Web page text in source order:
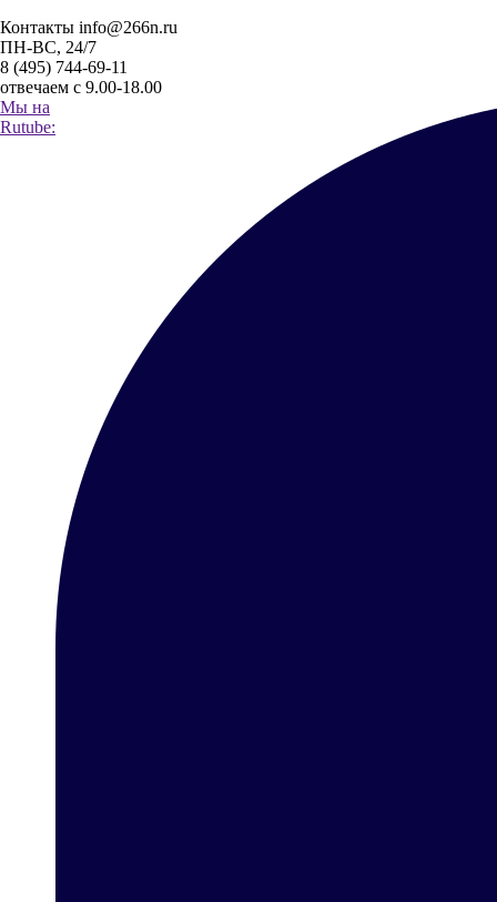
Контакты info@266n.ru
ПН-ВС, 24/7
8 (495) 744-69-11
отвечаем с 9.00-18.00
Мы на
Rutube: